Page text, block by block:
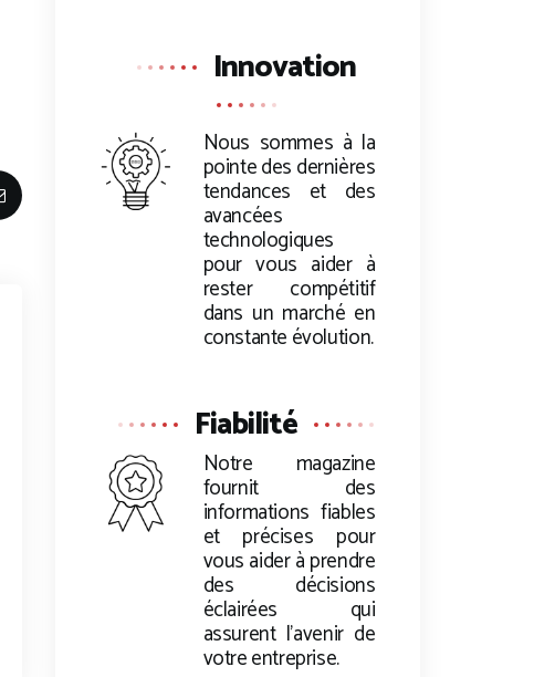
Innovation
Nous sommes à la
pointe des dernières
tendances et des
avancées
technologiques
pour vous aider à
rester compétitif
dans un marché en
constante évolution.
Fiabilité
Notre magazine
fournit des
informations fiables
et précises pour
vous aider à prendre
des décisions
éclairées qui
assurent l’avenir de
votre entreprise.